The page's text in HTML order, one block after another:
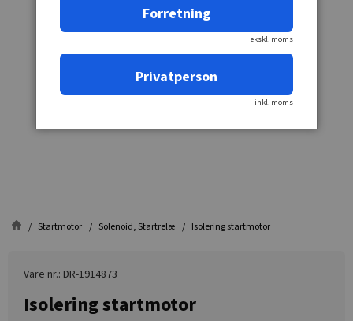
Startmotor Solenoid, Startrelæ Isolering startmotor
Vare nr.: DR-1914873
Isolering startmotor
Forretning
ekskl. moms
Privatperson
inkl. moms